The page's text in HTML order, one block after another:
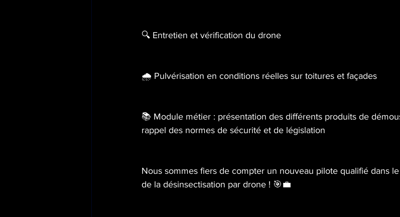
🔍 Entretien et vérification du drone
🌧️ Pulvérisation en conditions réelles sur toitures et façades
📚 Module métier : présentation des différents produits de
rappel des normes de sécurité et de législation
Nous sommes fiers de compter un nouveau pilote qualifié dans
de la désinsectisation par drone ! 🎯💼